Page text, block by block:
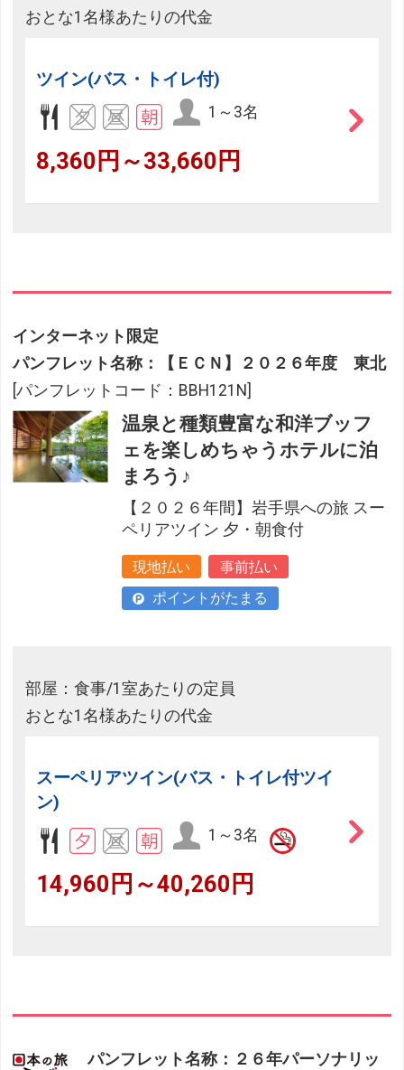
おとな1名様あたりの代金
ツイン(バス・トイレ付)
1～3名
8,360円～33,660円
インターネット限定
パンフレット名称：【ＥＣＮ】２０２６年度 東北
[パンフレットコード：BBH121N]
温泉と種類豊富な和洋ブッフ
ェを楽しめちゃうホテルに泊
まろう♪
【２０２６年間】岩手県への旅 スー
ペリアツイン 夕・朝食付
現地払い
事前払い
ポイントがたまる
部屋：食事/1室あたりの定員
おとな1名様あたりの代金
スーペリアツイン(バス・トイレ付ツイ
ン)
1～3名
14,960円～40,260円
パンフレット名称：２６年パーソナリッ